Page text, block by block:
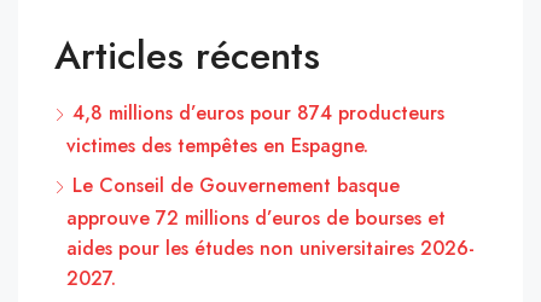
Articles récents
4,8 millions d’euros pour 874 producteurs
victimes des tempêtes en Espagne.
Le Conseil de Gouvernement basque
approuve 72 millions d’euros de bourses et
aides pour les études non universitaires 2026-
2027.